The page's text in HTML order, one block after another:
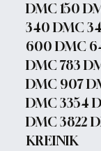
DMC 150
340 DMC
600 DMC
DMC 783
DMC 907
DMC 3354
DMC 3822
KREINIK